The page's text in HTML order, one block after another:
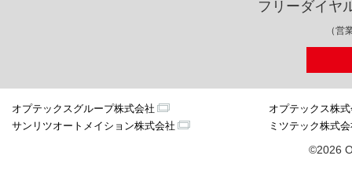
フリーダイヤ
（営
オプテックスグループ株式会社
オプテックス株
サンリツオートメイション株式会社
ミツテック株式
©2026